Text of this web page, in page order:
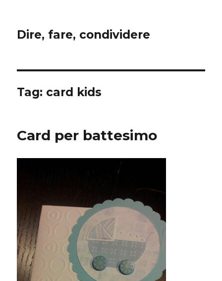
Dire, fare, condividere
Tag: card kids
Card per battesimo